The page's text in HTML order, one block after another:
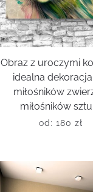
Obraz z uroczymi
idealna
miłośników
miłośników
od: 180 zł